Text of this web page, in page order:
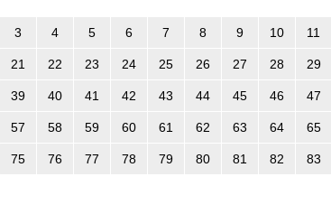
3 4 5 6 7 8 9 10 11
21 22 23 24 25 26 27 28 29
39 40 41 42 43 44 45 46 47
57 58 59 60 61 62 63 64 65
75 76 77 78 79 80 81 82 83